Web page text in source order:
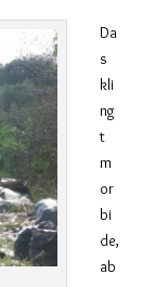
Da
s
kli
ng
t
m
or
bi
de,
ab